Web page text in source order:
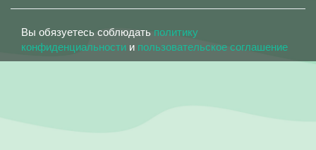
Вы обязуетесь соблюдать политику
конфиденциальности и пользовательское соглашение